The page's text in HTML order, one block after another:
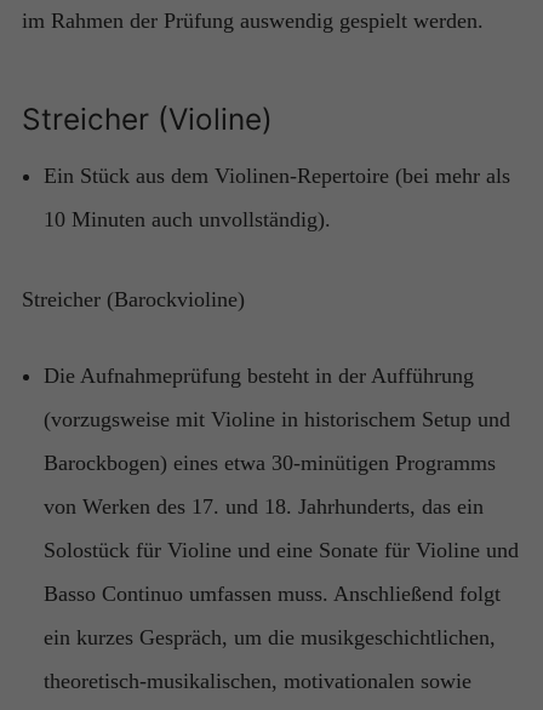
im Rahmen der Prüfung auswendig gespielt werden.
Streicher (Violine)
Ein Stück aus dem Violinen-Repertoire (bei mehr als
10 Minuten auch unvollständig)​.
Streicher (Barockvioline)
Die Aufnahmeprüfung besteht in der Aufführung
(vorzugsweise mit Violine in historischem Setup und
Barockbogen) eines etwa 30-minütigen Programms
von Werken des 17. und 18. Jahrhunderts, das ein
Solostück für Violine und eine Sonate für Violine und
Basso Continuo umfassen muss. Anschließend folgt
ein kurzes Gespräch, um die musikgeschichtlichen,
theoretisch-musikalischen, motivationalen sowie